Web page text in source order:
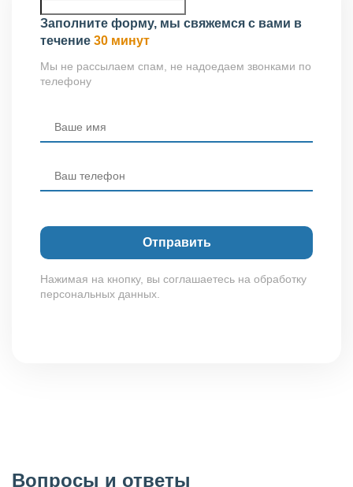
Заполните форму, мы свяжемся с вами в
течение 30 минут
Мы не рассылаем спам, не надоедаем звонками по
телефону
Нажимая на кнопку, вы соглашаетесь на обработку
персональных данных.
Вопросы и ответы